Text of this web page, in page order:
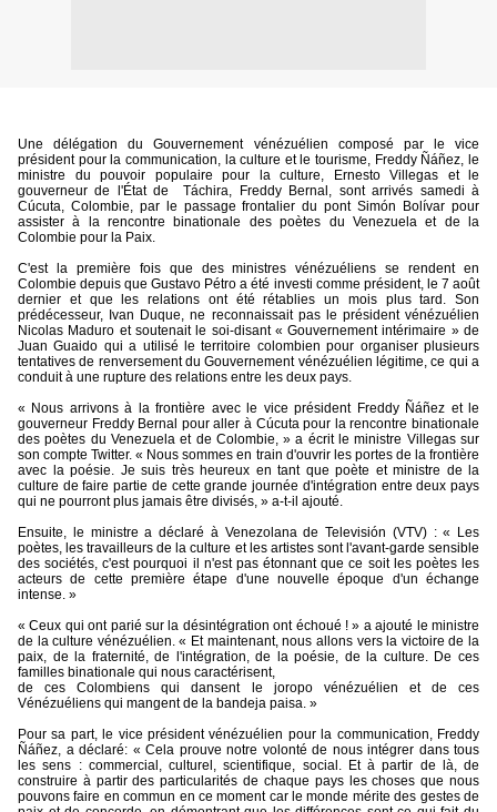
Une délégation du Gouvernement vénézuélien composé par le vice
président pour la communication, la culture et le tourisme, Freddy Ñáñez, le
ministre du pouvoir populaire pour la culture, Ernesto Villegas et le
gouverneur de l'État de
Táchira, Freddy Bernal, sont arrivés samedi à
Cúcuta, Colombie, par le passage frontalier du pont Simón Bolívar pour
assister à la rencontre binationale des poètes du Venezuela et de la
Colombie pour la Paix.
C'est la première fois que des ministres vénézuéliens se rendent en
Colombie depuis que Gustavo Pétro a été investi comme président, le 7 août
dernier et que les relations ont été rétablies un mois plus tard. Son
prédécesseur, Ivan Duque, ne reconnaissait pas le président vénézuélien
Nicolas Maduro et soutenait le soi-disant « Gouvernement intérimaire » de
Juan Guaido qui a utilisé le territoire colombien pour organiser plusieurs
tentatives de renversement du Gouvernement vénézuélien légitime, ce qui a
conduit à une rupture des relations entre les deux pays.
« Nous arrivons à la frontière avec le vice président Freddy Ñáñez et le
gouverneur Freddy Bernal pour aller à Cúcuta pour la rencontre binationale
des poètes du Venezuela et de Colombie, » a écrit le ministre Villegas sur
son compte Twitter. « Nous sommes en train d'ouvrir les portes de la frontière
avec la poésie. Je suis très heureux en tant que poète et ministre de la
culture de faire partie de cette grande journée d'intégration entre deux pays
qui ne pourront plus jamais être divisés, » a-t-il ajouté.
Ensuite, le ministre a déclaré à Venezolana de Televisión (VTV) : « Les
poètes, les travailleurs de la culture et les artistes sont l'avant-garde sensible
des sociétés, c'est pourquoi il n'est pas étonnant que ce soit les poètes les
acteurs de cette première étape d'une nouvelle époque d'un échange
intense. »
« Ceux qui ont parié sur la désintégration ont échoué ! » a ajouté le ministre
de la culture vénézuélien. « Et maintenant, nous allons vers la victoire de la
paix, de la fraternité, de l'intégration, de la poésie, de la culture. De ces
familles binationale qui nous caractérisent,
de ces Colombiens qui dansent le joropo vénézuélien et de ces
Vénézuéliens qui mangent de la bandeja paisa. »
Pour sa part, le vice président vénézuélien pour la communication, Freddy
Ñáñez, a déclaré: « Cela prouve notre volonté de nous intégrer dans tous
les sens : commercial, culturel, scientifique, social. Et à partir de là, de
construire à partir des particularités de chaque pays les choses que nous
pouvons faire en commun en ce moment car le monde mérite des gestes de